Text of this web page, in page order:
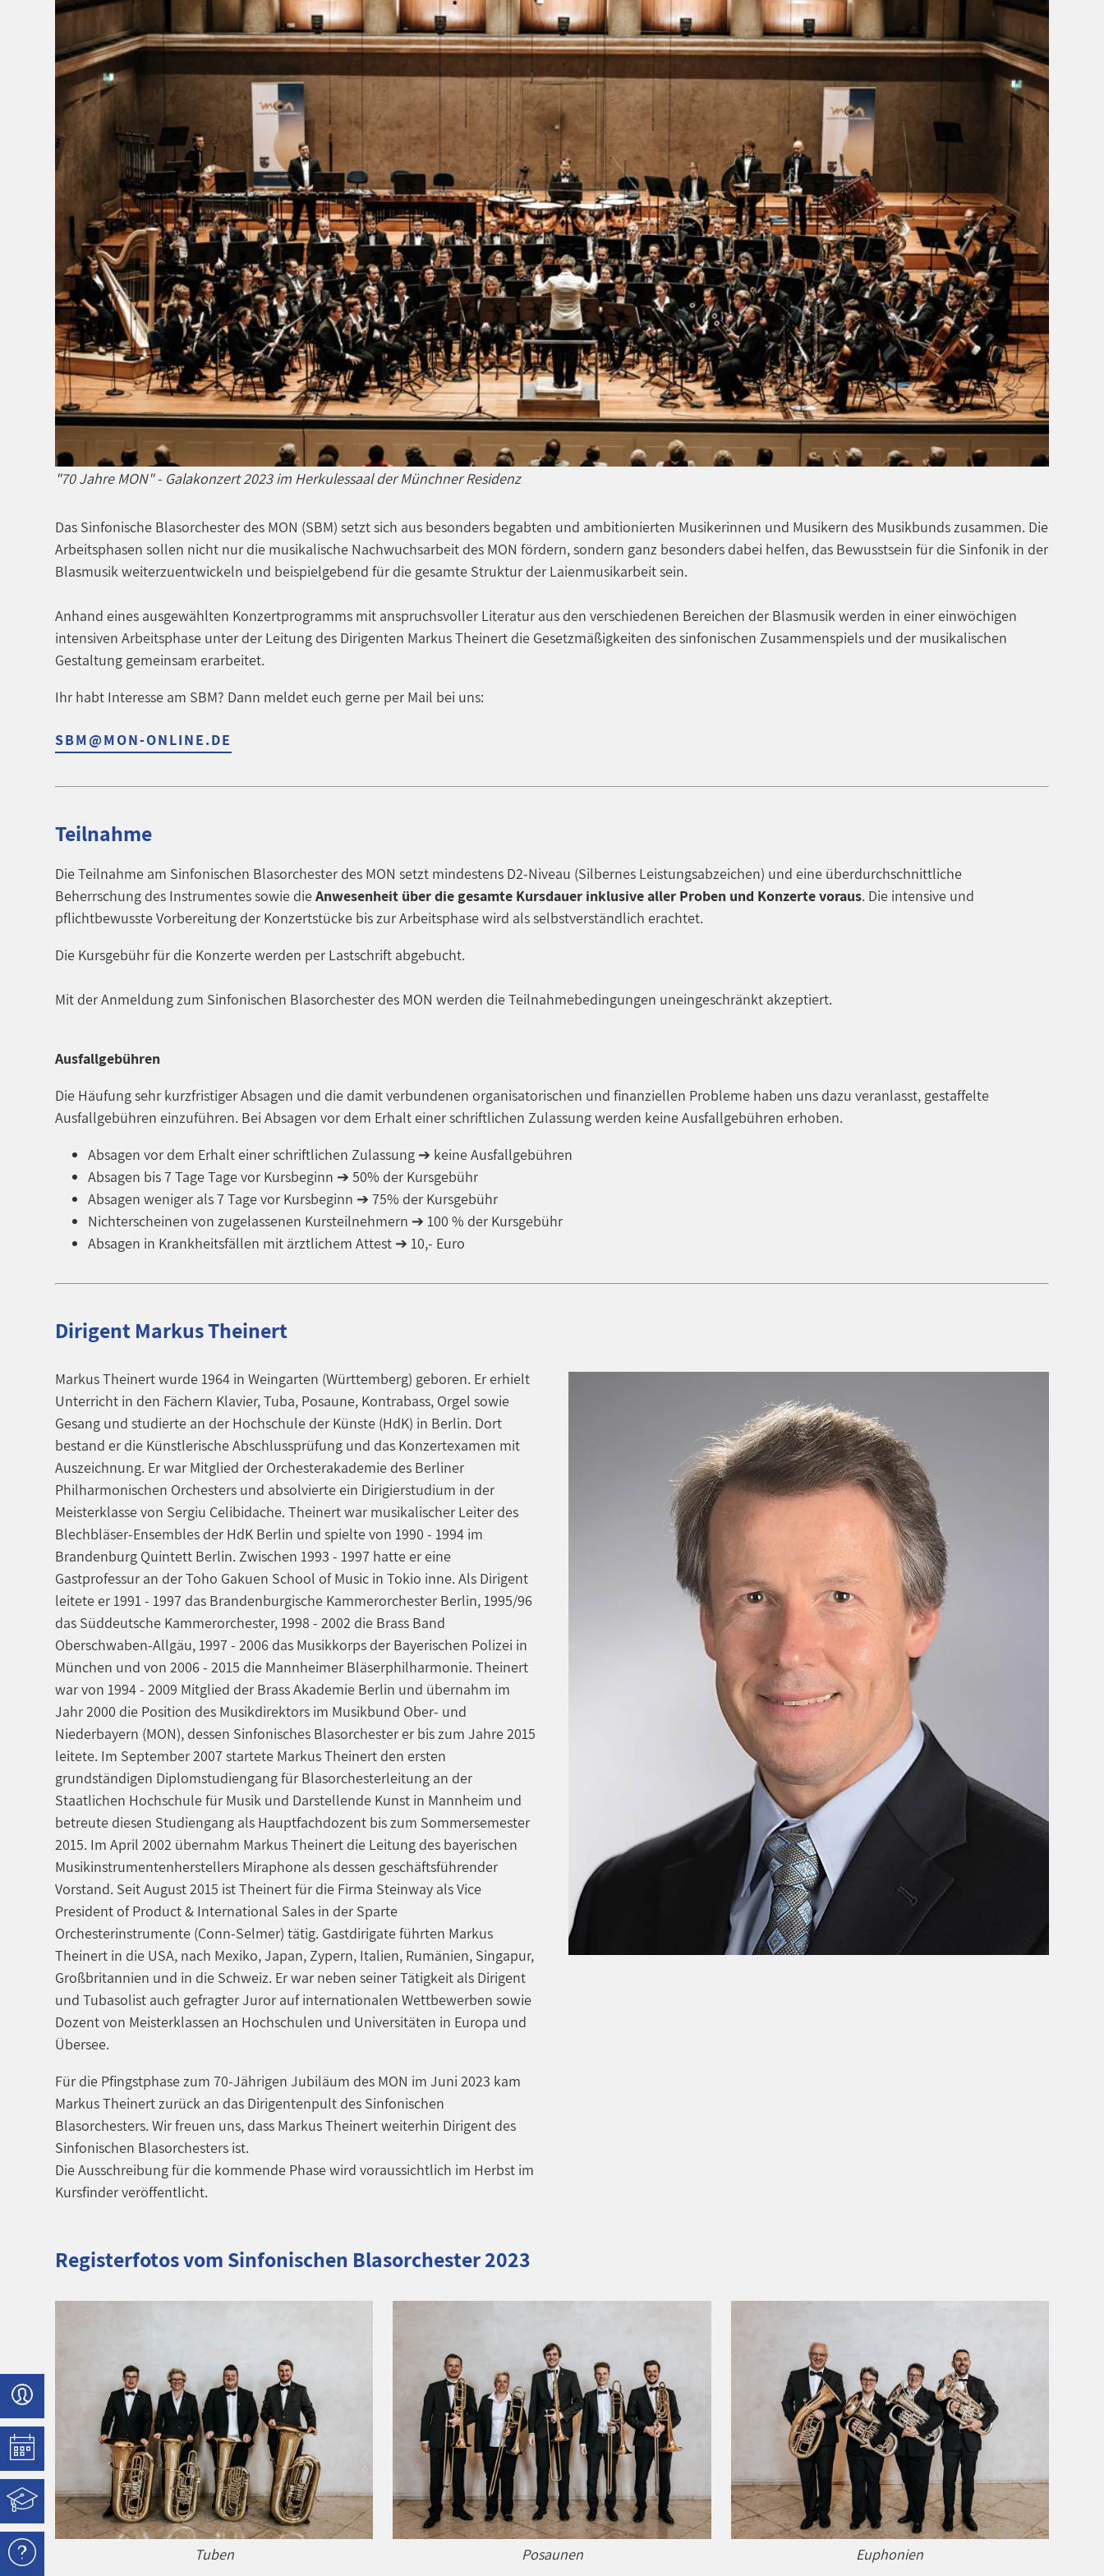
"70 Jahre MON" - Galakonzert 2023 im Herkulessaal der Münchner Residenz
Das Sinfonische Blasorchester des MON (SBM) setzt sich aus besonders begabten und ambitionierten Musikerinnen und Musikern des Musikbunds zusammen. Die
Arbeitsphasen sollen nicht nur die musikalische Nachwuchsarbeit des MON fördern, sondern ganz besonders dabei helfen, das Bewusstsein für die Sinfonik in der
Blasmusik weiterzuentwickeln und beispielgebend für die gesamte Struktur der Laienmusikarbeit sein.
Anhand eines ausgewählten Konzertprogramms mit anspruchsvoller Literatur aus den verschiedenen Bereichen der Blasmusik werden in einer einwöchigen
intensiven Arbeitsphase unter der Leitung des Dirigenten Markus Theinert die Gesetzmäßigkeiten des sinfonischen Zusammenspiels und der musikalischen
Gestaltung gemeinsam erarbeitet.
Ihr habt Interesse am SBM? Dann meldet euch gerne per Mail bei uns:
SBM@MON-ONLINE.DE
Teilnahme
Die Teilnahme am Sinfonischen Blasorchester des MON setzt mindestens D2-Niveau (Silbernes Leistungsabzeichen) und eine überdurchschnittliche
Beherrschung des Instrumentes sowie dieAnwesenheit über die gesamte Kursdauer inklusive aller Proben und Konzerte voraus. Die intensive und
pflichtbewusste Vorbereitung der Konzertstücke bis zur Arbeitsphase wird als selbstverständlich erachtet.
Die Kursgebühr für die Konzerte werden per Lastschrift abgebucht.
Mit der Anmeldung zum Sinfonischen Blasorchester des MON werden die Teilnahmebedingungen uneingeschränkt akzeptiert.
Ausfallgebühren
Die Häufung sehr kurzfristiger Absagen und die damit verbundenen organisatorischen und finanziellen Probleme haben uns dazu veranlasst, gestaffelte
Ausfallgebühren einzuführen. Bei Absagen vor dem Erhalt einer schriftlichen Zulassung werden keine Ausfallgebühren erhoben.
Absagen vor dem Erhalt einer schriftlichen Zulassung ➔ keine Ausfallgebühren
Absagen bis 7 Tage Tage vor Kursbeginn ➔ 50% der Kursgebühr
Absagen weniger als 7 Tage vor Kursbeginn ➔ 75% der Kursgebühr
Nichterscheinen von zugelassenen Kursteilnehmern ➔ 100 % der Kursgebühr
Absagen in Krankheitsfällen mit ärztlichem Attest ➔ 10,- Euro
Dirigent Markus Theinert
Markus Theinert wurde 1964 in Weingarten (Württemberg) geboren. Er erhielt
Unterricht in den Fächern Klavier, Tuba, Posaune, Kontrabass, Orgel sowie
Gesang und studierte an der Hochschule der Künste (HdK) in Berlin. Dort
bestand er die Künstlerische Abschlussprüfung und das Konzertexamen mit
Auszeichnung. Er war Mitglied der Orchesterakademie des Berliner
Philharmonischen Orchesters und absolvierte ein Dirigierstudium in der
Meisterklasse von Sergiu Celibidache. Theinert war musikalischer Leiter des
Blechbläser-Ensembles der HdK Berlin und spielte von 1990 - 1994 im
Brandenburg Quintett Berlin. Zwischen 1993 - 1997 hatte er eine
Gastprofessur an der Toho Gakuen School of Music in Tokio inne. Als Dirigent
leitete er 1991 - 1997 das Brandenburgische Kammerorchester Berlin, 1995/96
das Süddeutsche Kammerorchester, 1998 - 2002 die Brass Band
Oberschwaben-Allgäu, 1997 - 2006 das Musikkorps der Bayerischen Polizei in
München und von 2006 - 2015 die Mannheimer Bläserphilharmonie. Theinert
war von 1994 - 2009 Mitglied der Brass Akademie Berlin und übernahm im
Jahr 2000 die Position des Musikdirektors im Musikbund Ober- und
Niederbayern (MON), dessen Sinfonisches Blasorchester er bis zum Jahre 2015
leitete. Im September 2007 startete Markus Theinert den ersten
grundständigen Diplomstudiengang für Blasorchesterleitung an der
Staatlichen Hochschule für Musik und Darstellende Kunst in Mannheim und
betreute diesen Studiengang als Hauptfachdozent bis zum Sommersemester
2015. Im April 2002 übernahm Markus Theinert die Leitung des bayerischen
Musikinstrumentenherstellers Miraphone als dessen geschäftsführender
Vorstand. Seit August 2015 ist Theinert für die Firma Steinway als Vice
President of Product & International Sales in der Sparte
Orchesterinstrumente (Conn-Selmer) tätig. Gastdirigate führten Markus
Theinert in die USA, nach Mexiko, Japan, Zypern, Italien, Rumänien, Singapur,
Großbritannien und in die Schweiz. Er war neben seiner Tätigkeit als Dirigent
und Tubasolist auch gefragter Juror auf internationalen Wettbewerben sowie
Dozent von Meisterklassen an Hochschulen und Universitäten in Europa und
Übersee.
Für die Pfingstphase zum 70-Jährigen Jubiläum des MON im Juni 2023 kam
Markus Theinert zurück an das Dirigentenpult des Sinfonischen
Blasorchesters. Wir freuen uns, dass Markus Theinert weiterhin Dirigent des
Sinfonischen Blasorchesters ist.
Die Ausschreibung für die kommende Phase wird voraussichtlich im Herbst im
Kursfinder veröffentlicht.
Registerfotos vom Sinfonischen Blasorchester 2023
Tuben Posaunen Euphonien